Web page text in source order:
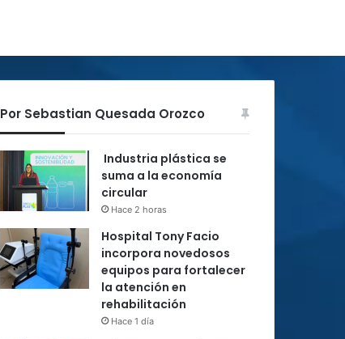
Por Sebastian Quesada Orozco
Industria plástica se
suma a la economía
circular
Hace 2 horas
Hospital Tony Facio
incorpora novedosos
equipos para fortalecer
la atención en
rehabilitación
Hace 1 día